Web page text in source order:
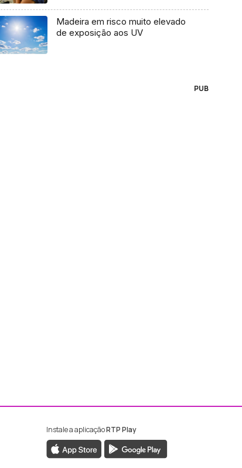
Madeira em risco muito elevado
de exposição aos UV
PUB
da RTP Madeira
da RTP Madeira
Instale a aplicaçãoRTP Play